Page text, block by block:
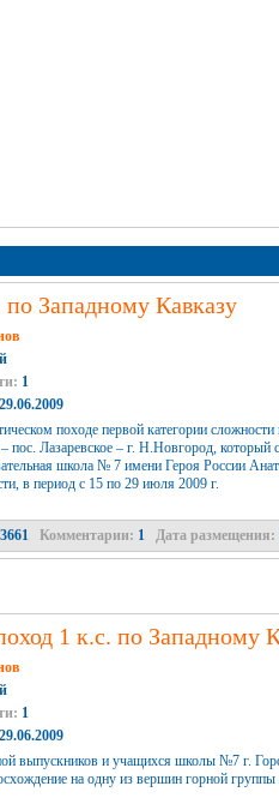
Западному Кавказу
1
походе первой категории
пос. Лазаревское – г. Н.Новгород,
школа № 7 имени Героя России
в период с 15 по 29 июля 2009 г.
Комментарии: 1 Дата размещения:
1 к.с. по Западному
1
выпускников и учащихся школы №7 г.
на одну из вершин горной группы